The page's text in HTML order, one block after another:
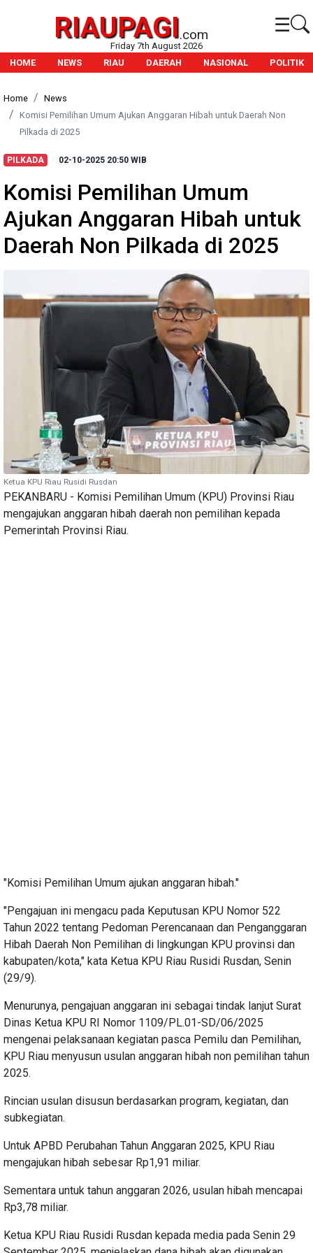
RIAUPAGI.com ☰
Friday 7th August 2026
HOME
NEWS RIAU DAERAH NASIONAL POLITIK
Home
News
Komisi Pemilihan Umum Ajukan Anggaran Hibah untuk Daerah Non
Pilkada di 2025
PILKADA 02-10-2025 20:50 WIB
Komisi Pemilihan Umum
Ajukan Anggaran Hibah untuk
Daerah Non Pilkada di 2025
Ketua KPU Riau Rusidi Rusdan
PEKANBARU - Komisi Pemilihan Umum (KPU) Provinsi Riau
mengajukan anggaran hibah daerah non pemilihan kepada
Pemerintah Provinsi Riau.
"Komisi Pemilihan Umum ajukan anggaran hibah."
"Pengajuan ini mengacu pada Keputusan KPU Nomor 522
Tahun 2022 tentang Pedoman Perencanaan dan Penganggaran
Hibah Daerah Non Pemilihan di lingkungan KPU provinsi dan
kabupaten/kota," kata Ketua KPU Riau Rusidi Rusdan, Senin
(29/9).
Menurunya, pengajuan anggaran ini sebagai tindak lanjut Surat
Dinas Ketua KPU RI Nomor 1109/PL.01-SD/06/2025
mengenai pelaksanaan kegiatan pasca Pemilu dan Pemilihan,
KPU Riau menyusun usulan anggaran hibah non pemilihan tahun
2025.
Rincian usulan disusun berdasarkan program, kegiatan, dan
subkegiatan.
Untuk APBD Perubahan Tahun Anggaran 2025, KPU Riau
mengajukan hibah sebesar Rp1,91 miliar.
Sementara untuk tahun anggaran 2026, usulan hibah mencapai
Rp3,78 miliar.
Ketua KPU Riau Rusidi Rusdan kepada media pada Senin 29